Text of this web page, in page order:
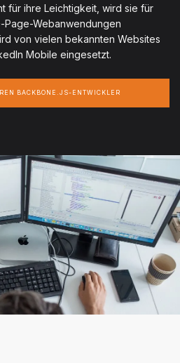
für ihre Leichtigkeit, wird sie für
Page-Webanwendungen
von vielen bekannten Websites
Mobile eingesetzt.
BACKBONE.JS-ENTWICKLER